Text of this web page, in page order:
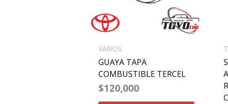
VARIOS
GUAYA TAPA
COMBUSTIBLE TERCEL
$120,000